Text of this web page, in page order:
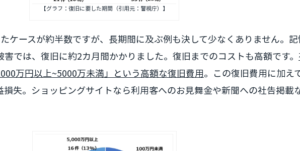
【グラフ：復旧に要した期間（引用元：警視庁）】
ケースが約半数ですが、長期間に及ぶ例も決して少なくありません。
では、復旧に約2カ月間かかりました。復旧までのコストも高額です。
万円以上~5000万未満」という高額な復旧費用。この復旧費用に加え
失。ショッピングサイトなら利用客へのお見舞金や新聞への社告掲載